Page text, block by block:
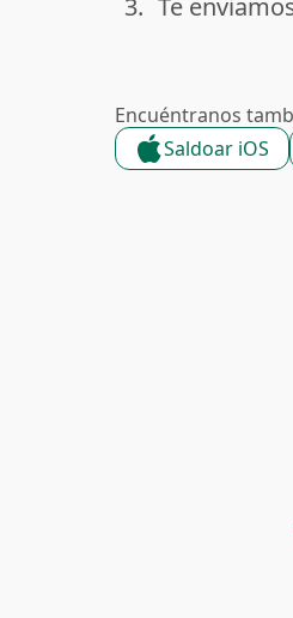
done
3. Te
Encuéntranos
Saldoar iOS